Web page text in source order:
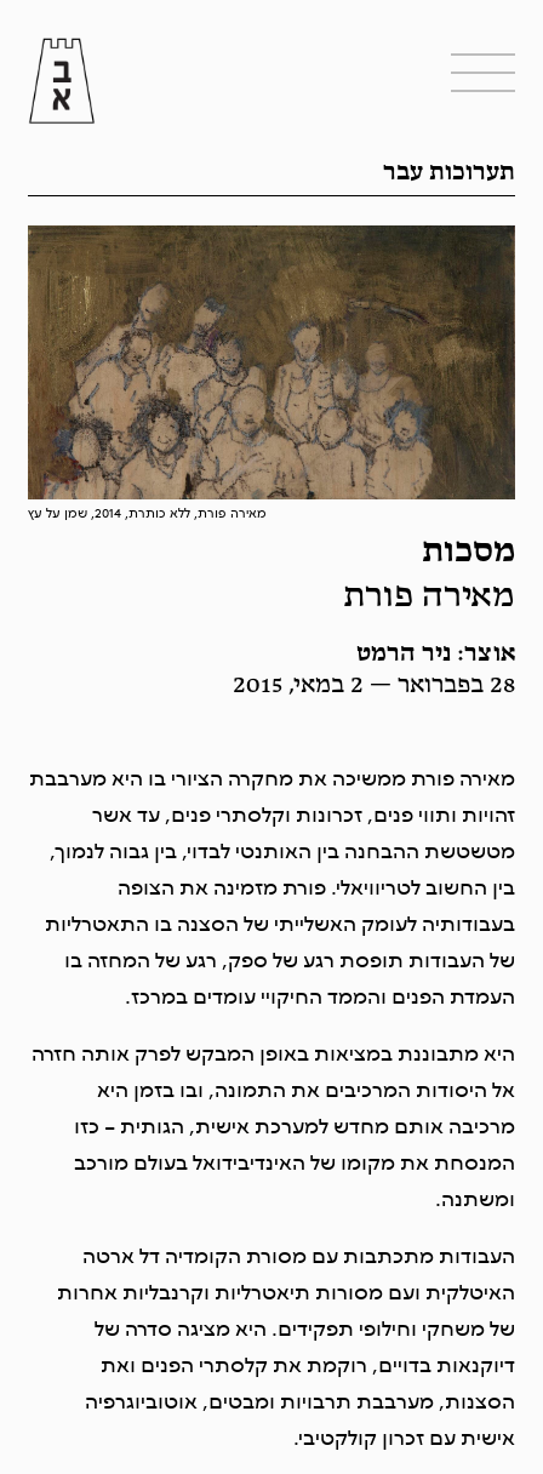
תערוכות עבר
מאירה פורת, ללא כותרת, 2014, שמן על עץ
מסכות
מאירה פורת
אוצר: ניר הרמט
28 בפברואר — 2 במאי, 2015
מאירה פורת ממשיכה את מחקרה הציורי בו היא מערבבת
זהויות ותווי פנים, זכרונות וקלסתרי פנים, עד אשר
מטשטשת ההבחנה בין האותנטי לבדוי, בין גבוה לנמוך,
בין החשוב לטריוויאלי. פורת מזמינה את הצופה
בעבודותיה לעומק האשלייתי של הסצנה בו התאטרליות
של העבודות תופסת רגע של ספק, רגע של המחזה בו
העמדת הפנים והממד החיקויי עומדים במרכז.
היא מתבוננת במציאות באופן המבקש לפרק אותה חזרה
אל היסודות המרכיבים את התמונה, ובו בזמן היא
מרכיבה אותם מחדש למערכת אישית, הגותית – כזו
המנסחת את מקומו של האינדיבידואל בעולם מורכב
ומשתנה.
העבודות מתכתבות עם מסורת הקומדיה דל ארטה
האיטלקית ועם מסורות תיאטרליות וקרנבליות אחרות
של משחקי וחילופי תפקידים. היא מציגה סדרה של
דיוקנאות בדויים, רוקמת את קלסתרי הפנים ואת
הסצנות, מערבבת תרבויות ומבטים, אוטוביוגרפיה
אישית עם זכרון קולקטיבי.